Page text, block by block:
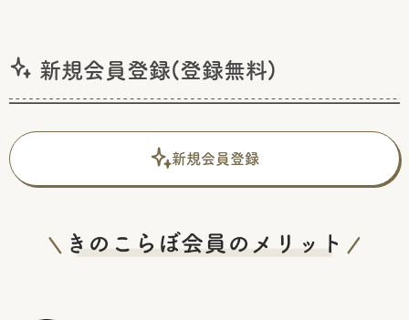
新規会員登録(登録無料)
新規会員登録